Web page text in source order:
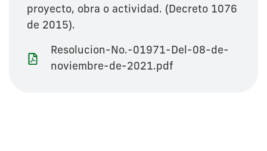
proyecto, obra o actividad. (Decreto 1076
de 2015).
Resolucion-No.-01971-Del-08-de-
noviembre-de-2021.pdf